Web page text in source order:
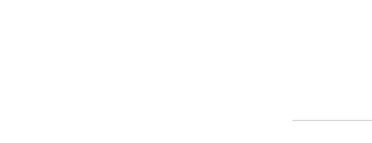
ートフリ